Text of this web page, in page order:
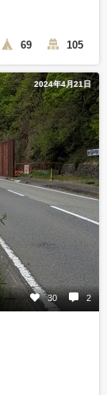
69 105
2024年4月21日
30 2